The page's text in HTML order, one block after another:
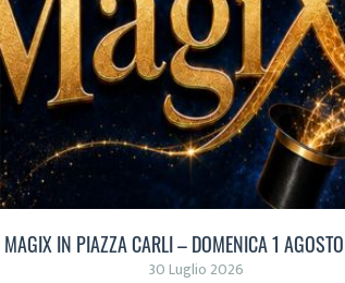
MAGIX IN PIAZZA CARLI – DOMENICA 1
30 Luglio 2026